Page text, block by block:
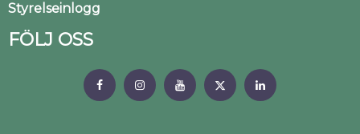
Styrelseinlogg
FÖLJ OSS